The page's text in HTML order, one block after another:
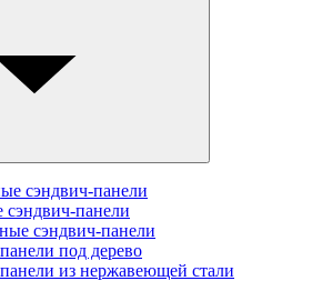
сэндвич-панели
cэндвич-панели
сэндвич-панели
под дерево
из нержавеющей стали